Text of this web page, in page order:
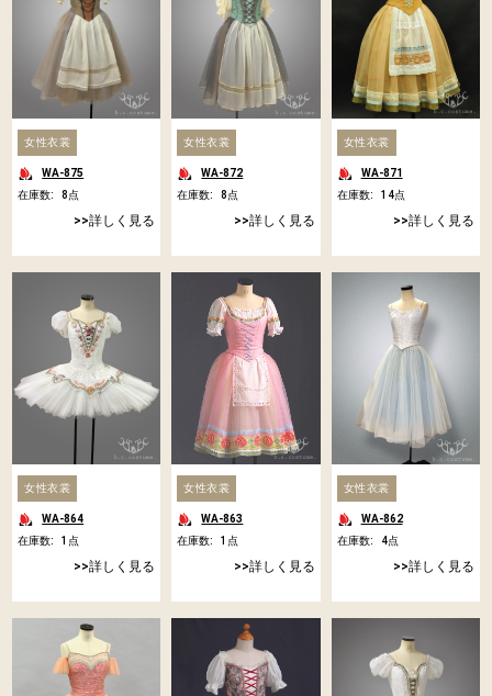
女性衣裳
WA-875
在庫数:
8点
詳しく見る
女性衣裳
WA-872
在庫数:
8点
詳しく見る
女性衣裳
WA-871
在庫数:
14点
詳しく見る
女性衣裳
WA-864
在庫数:
1 点
詳しく見る
女性衣裳
WA-863
在庫数:
1 点
詳しく見る
女性衣裳
WA-862
在庫数:
4点
詳しく見る